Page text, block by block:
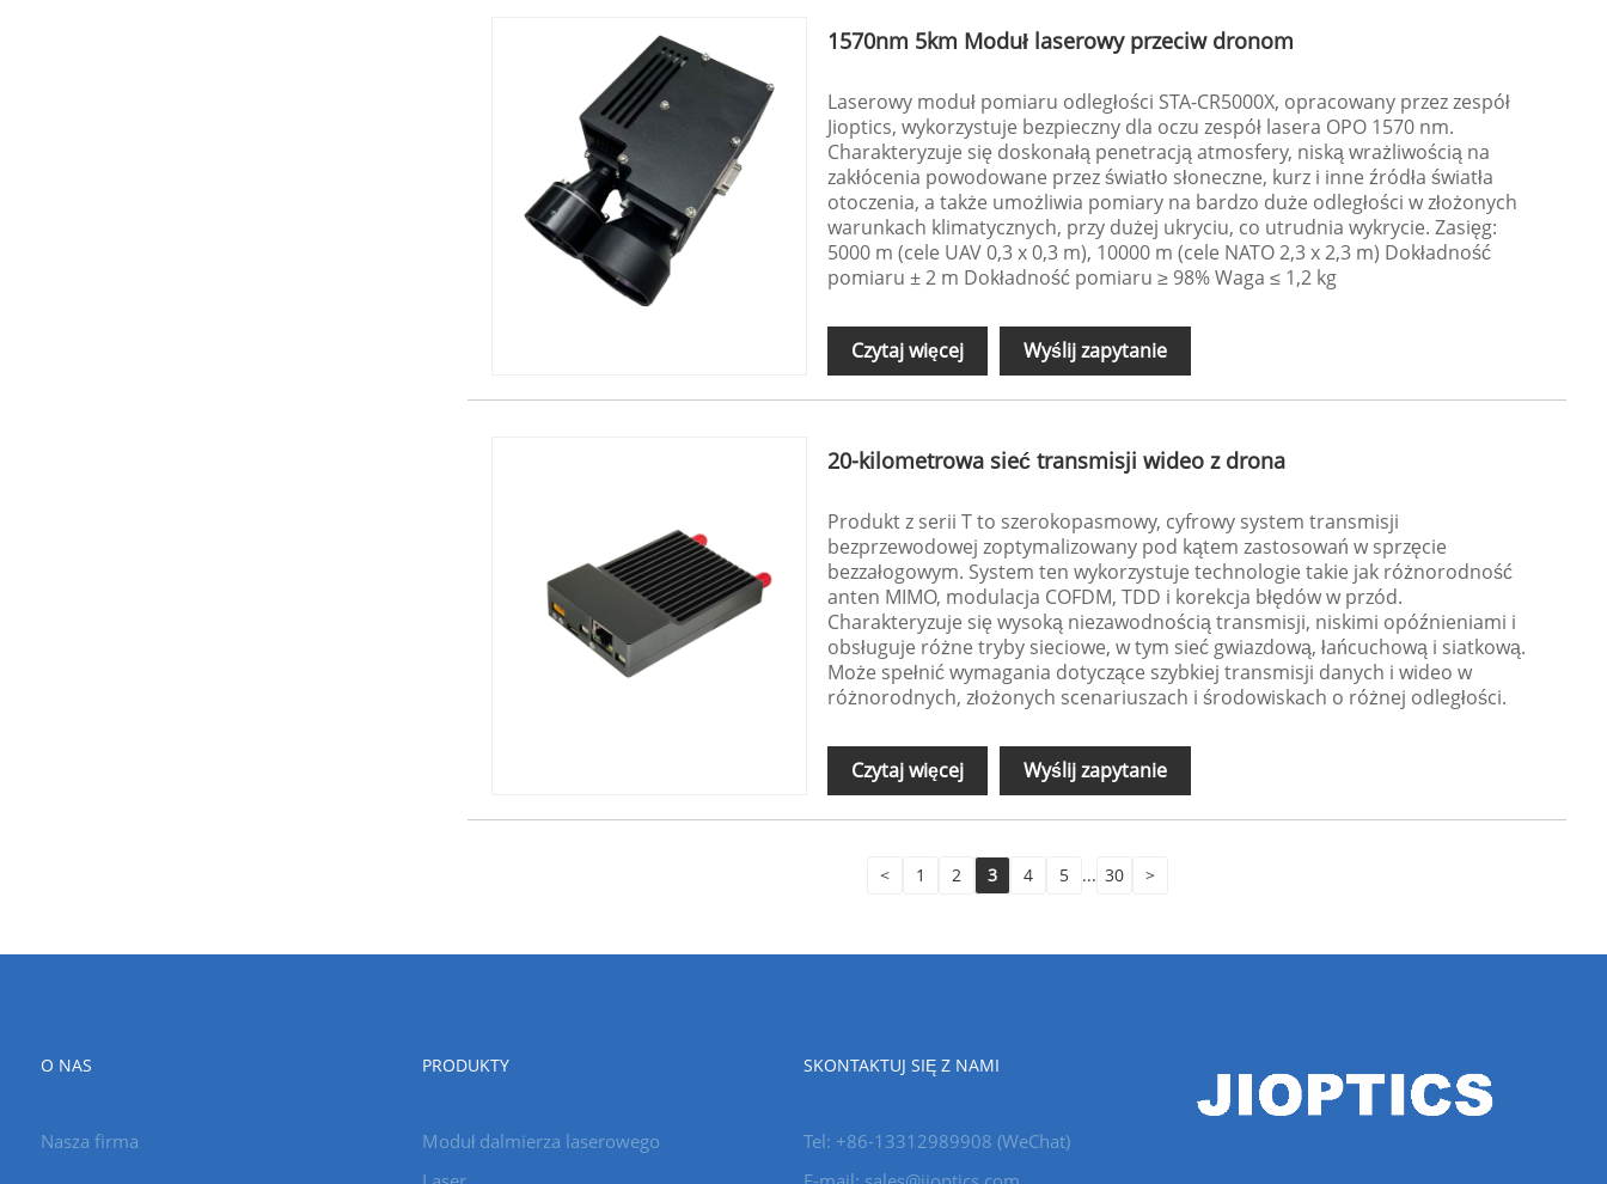
1570nm 5km Moduł laserowy przeciw dronom
Laserowy moduł pomiaru odległości STA-CR5000X, opracowany przez zespół
Jioptics, wykorzystuje bezpieczny dla oczu zespół lasera OPO 1570 nm.
Charakteryzuje się doskonałą penetracją atmosfery, niską wrażliwością na
zakłócenia powodowane przez światło słoneczne, kurz i inne źródła światła
otoczenia, a także umożliwia pomiary na bardzo duże odległości w złożonych
warunkach klimatycznych, przy dużej ukryciu, co utrudnia wykrycie. Zasięg:
5000 m (cele UAV 0,3 x 0,3 m), 10000 m (cele NATO 2,3 x 2,3 m) Dokładność
pomiaru ± 2 m Dokładność pomiaru ≥ 98% Waga ≤ 1,2 kg
Czytaj więcej Wyślij zapytanie
20-kilometrowa sieć transmisji wideo z drona
Produkt z serii T to szerokopasmowy, cyfrowy system transmisji
bezprzewodowej zoptymalizowany pod kątem zastosowań w sprzęcie
bezzałogowym. System ten wykorzystuje technologie takie jak różnorodność
anten MIMO, modulacja COFDM, TDD i korekcja błędów w przód.
Charakteryzuje się wysoką niezawodnością transmisji, niskimi opóźnieniami i
obsługuje różne tryby sieciowe, w tym sieć gwiazdową, łańcuchową i siatkową.
Może spełnić wymagania dotyczące szybkiej transmisji danych i wideo w
różnorodnych, złożonych scenariuszach i środowiskach o różnej odległości.
Czytaj więcej Wyślij zapytanie
< 1 2 3 4 5 ... 30 >
O NAS
Nasza firma
PRODUKTY
Moduł dalmierza laserowego
SKONTAKTUJ SIĘ Z NAMI
Tel: +86-13312989908 (WeChat)